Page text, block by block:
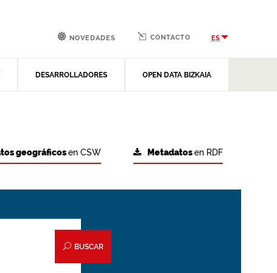
DESARROLLADORES OPEN DATA BIZKAIA
NOVEDADES CONTACTO ES
Metadatosen RDF
geográficosen CSW
BUSCAR